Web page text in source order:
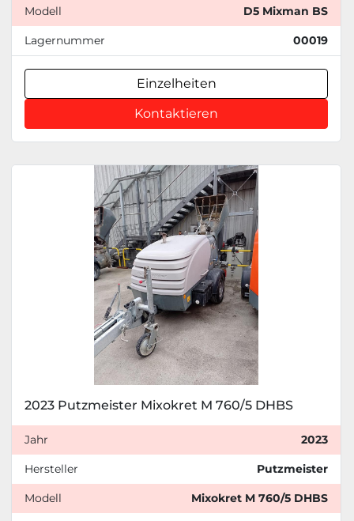
Modell D5 Mixman BS
Lagernummer 00019
Einzelheiten
Kontaktieren
2023 Putzmeister Mixokret M 760/5 DHBS
Jahr 2023
Hersteller Putzmeister
Modell Mixokret M 760/5 DHBS